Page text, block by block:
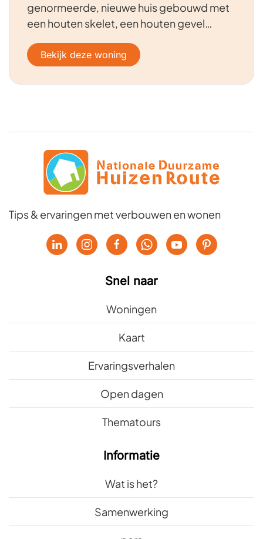
genormeerde, nieuwe huis gebouwd met
een houten skelet, een houten gevel…
Bekijk deze woning
Tips & ervaringen met verbouwen en wonen
Snel naar
Woningen
Kaart
Ervaringsverhalen
Open dagen
Thematours
Informatie
Wat is het?
Samenwerking